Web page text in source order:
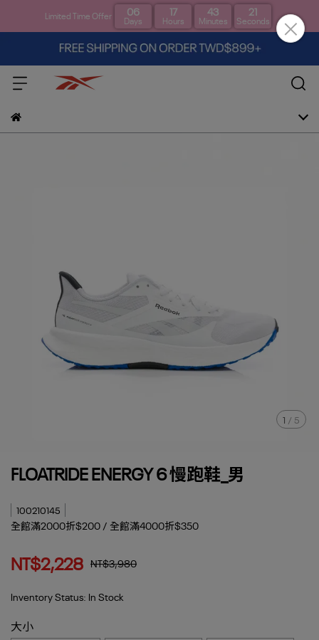
Limited Time Offer 06
Days
17
Hours
43
Minutes
21
Seconds
1 / 5
FLOATRIDE ENERGY 6 慢跑鞋_男
100210145
全館滿2000折$200 / 全館滿4000折$350
NT$2,228 NT$3,980
Inventory Status: In Stock
大小